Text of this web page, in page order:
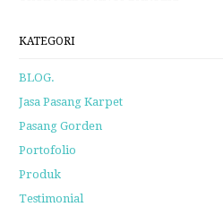
KATEGORI
BLOG.
Jasa Pasang Karpet
Pasang Gorden
Portofolio
Produk
Testimonial